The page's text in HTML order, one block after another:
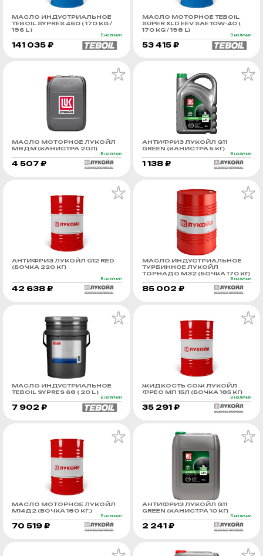
МАСЛО ИНДУСТРИАЛЬНОЕ
TEBOIL SYPRES 460 ( 170 KG /
196 L )
В наличии
141 035 ₽
МАСЛО МОТОРНОЕ TEBOIL
SUPER XLD EEV SAE 10W-40 (
170 KG / 198 L)
В наличии
53 415 ₽
МАСЛО МОТОРНОЕ ЛУКОЙЛ
М8ДМ (КАНИСТРА 20Л)
В наличии
4 507 ₽
АНТИФРИЗ ЛУКОЙЛ G11
GREEN (КАНИСТРА 5 КГ)
В наличии
1 138 ₽
АНТИФРИЗ ЛУКОЙЛ G12 RED
(БОЧКА 220 КГ)
В наличии
42 638 ₽
МАСЛО ИНДУСТРИАЛЬНОЕ
ТУРБИННОЕ ЛУКОЙЛ
ТОРНАДО М32 (БОЧКА 170 КГ)
В наличии
85 002 ₽
МАСЛО ИНДУСТРИАЛЬНОЕ
TEBOIL SYPRES 68 ( 20 L )
В наличии
7 902 ₽
ЖИДКОСТЬ СОЖ ЛУКОЙЛ
ФРЕО МП 15Л (БОЧКА 185 КГ)
В наличии
35 291 ₽
МАСЛО МОТОРНОЕ ЛУКОЙЛ
М14Д2 (БОЧКА 180 КГ.)
В наличии
70 519 ₽
АНТИФРИЗ ЛУКОЙЛ G11
GREEN (КАНИСТРА 10 КГ)
В наличии
2 241 ₽